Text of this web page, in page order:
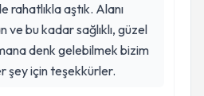
rahatlıkla aştık. Alanı
bu kadar sağlıklı, güzel
denk gelebilmek bizim
şey için teşekkürler.